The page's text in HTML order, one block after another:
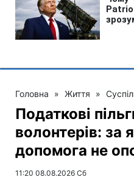
Головна » Життя »
Податкові
волонтерів: за
допомога не
11:20 08.08.2026 Сб